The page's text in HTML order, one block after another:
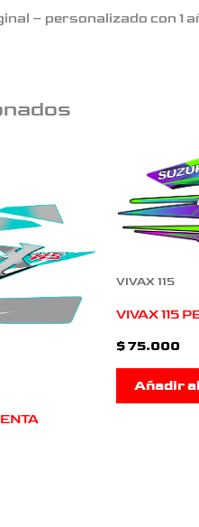
– personalizado con 1
VIVAX 115
VIVAX 115
$75.000
Añadir